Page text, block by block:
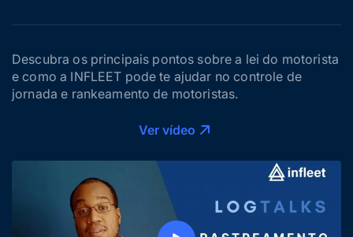
Descubra os principais pontos sobre a lei do motorista
e como a INFLEET pode te ajudar no controle de
jornada e rankeamento de motoristas.
Ver vídeo